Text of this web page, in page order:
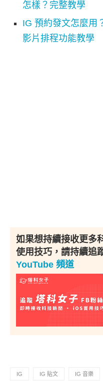
怎樣？完整教學
IG 預約發文怎麼用
影片排程功能教學
如果想持續接收更多
使用技巧，請持續追
YouTube 頻道
IG IG 貼文 IG 音樂